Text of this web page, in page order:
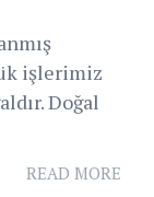
işlerimiz
Doğal
READ MORE